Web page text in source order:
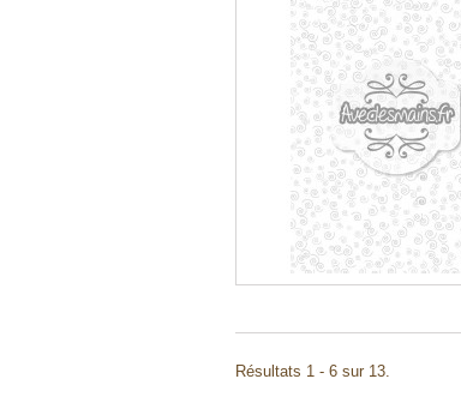
Résultats 1 - 6 sur 13.